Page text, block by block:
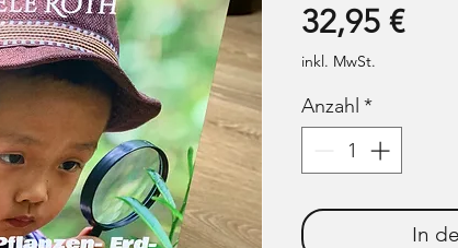
32,95 €Preis
inkl. MwSt.
Anzahl *
In